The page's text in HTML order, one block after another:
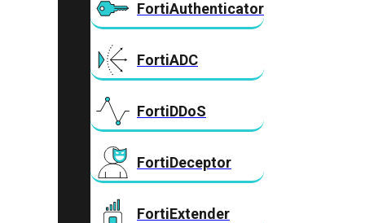
FortiAuthenticator
FortiADC
FortiDDoS
FortiDeceptor
FortiExtender